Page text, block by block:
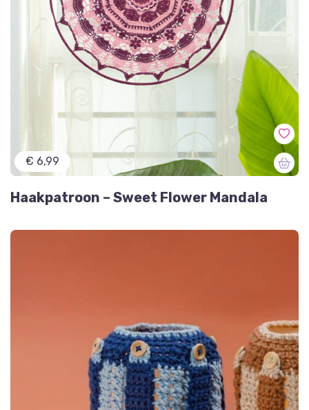
€ 6,99
Haakpatroon – Sweet Flower Mandala